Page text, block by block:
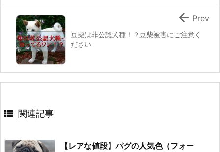
豆柴は非公認犬種！？豆柴被害にご注意く
ださい
 Prev
 関連記事
【レアな値段】パグの人気色（フォー